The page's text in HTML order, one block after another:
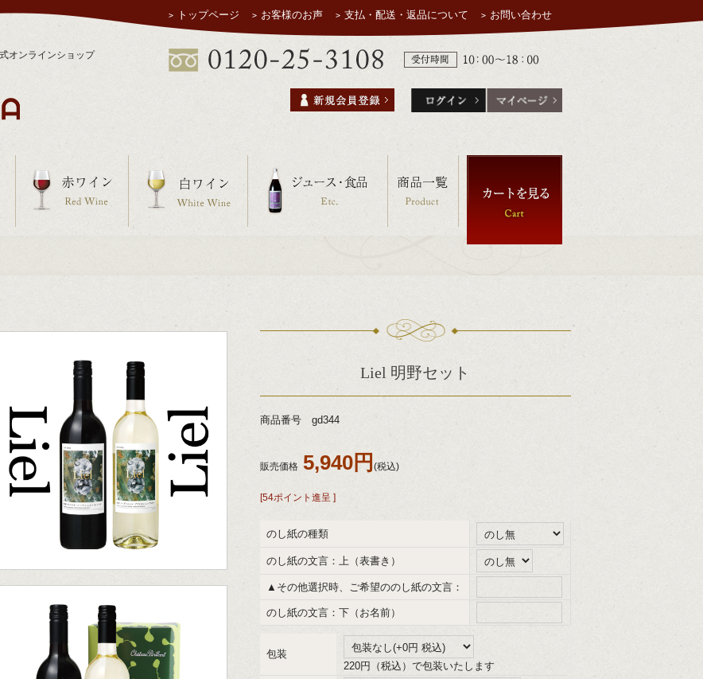
トップページ お客様のお声 支払・配送・返品について お問い合わせ
オンラインショップ
Liel 明野セット
商品番号 gd344
販売価格 5,940円 (税込)
[54ポイント進呈 ]
のし紙の種類
のし紙の文言：上（表書き）
▲その他選択時、ご希望ののし紙の文言：
のし紙の文言：下（お名前）
包装
220円（税込）で包装いたします